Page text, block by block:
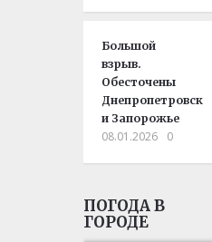
Большой
взрыв.
Обесточены
Днепропетровск
и Запорожье
08.01.2026 0
ПОГОДА В
ГОРОДЕ